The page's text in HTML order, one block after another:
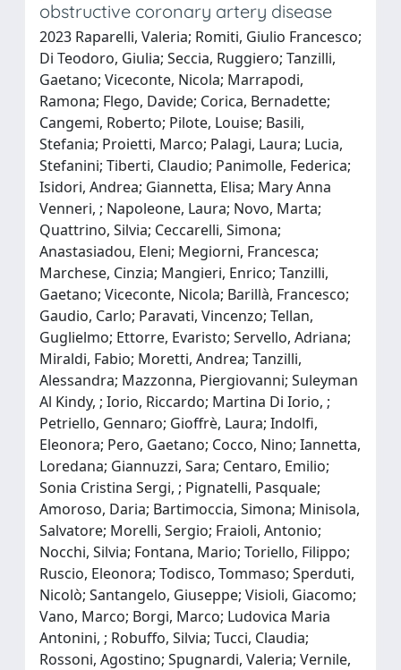
obstructive coronary artery disease
2023 Raparelli, Valeria; Romiti, Giulio Francesco;
Di Teodoro, Giulia; Seccia, Ruggiero; Tanzilli,
Gaetano; Viceconte, Nicola; Marrapodi,
Ramona; Flego, Davide; Corica, Bernadette;
Cangemi, Roberto; Pilote, Louise; Basili,
Stefania; Proietti, Marco; Palagi, Laura; Lucia,
Stefanini; Tiberti, Claudio; Panimolle, Federica;
Isidori, Andrea; Giannetta, Elisa; Mary Anna
Venneri, ; Napoleone, Laura; Novo, Marta;
Quattrino, Silvia; Ceccarelli, Simona;
Anastasiadou, Eleni; Megiorni, Francesca;
Marchese, Cinzia; Mangieri, Enrico; Tanzilli,
Gaetano; Viceconte, Nicola; Barillà, Francesco;
Gaudio, Carlo; Paravati, Vincenzo; Tellan,
Guglielmo; Ettorre, Evaristo; Servello, Adriana;
Miraldi, Fabio; Moretti, Andrea; Tanzilli,
Alessandra; Mazzonna, Piergiovanni; Suleyman
Al Kindy, ; Iorio, Riccardo; Martina Di Iorio, ;
Petriello, Gennaro; Gioffrè, Laura; Indolfi,
Eleonora; Pero, Gaetano; Cocco, Nino; Iannetta,
Loredana; Giannuzzi, Sara; Centaro, Emilio;
Sonia Cristina Sergi, ; Pignatelli, Pasquale;
Amoroso, Daria; Bartimoccia, Simona; Minisola,
Salvatore; Morelli, Sergio; Fraioli, Antonio;
Nocchi, Silvia; Fontana, Mario; Toriello, Filippo;
Ruscio, Eleonora; Todisco, Tommaso; Sperduti,
Nicolò; Santangelo, Giuseppe; Visioli, Giacomo;
Vano, Marco; Borgi, Marco; Ludovica Maria
Antonini, ; Robuffo, Silvia; Tucci, Claudia;
Rossoni, Agostino; Spugnardi, Valeria; Vernile,